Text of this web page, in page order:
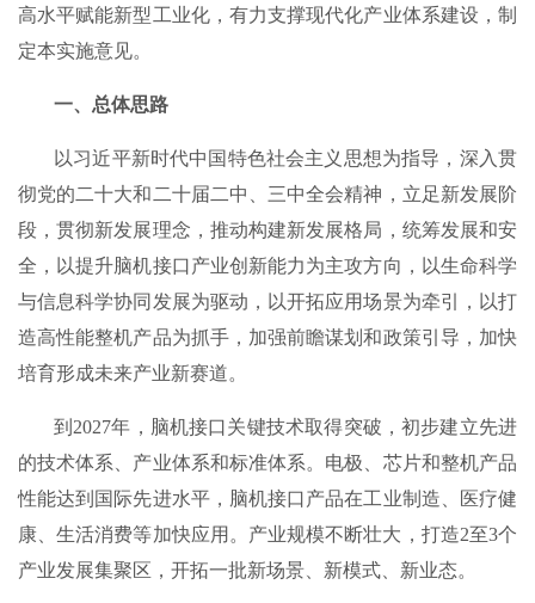
高水平赋能新型工业化，有力支撑现代化产业体系建设，制
定本实施意见。
一、总体思路
以习近平新时代中国特色社会主义思想为指导，深入贯
彻党的二十大和二十届二中、三中全会精神，立足新发展阶
段，贯彻新发展理念，推动构建新发展格局，统筹发展和安
全，以提升脑机接口产业创新能力为主攻方向，以生命科学
与信息科学协同发展为驱动，以开拓应用场景为牵引，以打
造高性能整机产品为抓手，加强前瞻谋划和政策引导，加快
培育形成未来产业新赛道。
到2027年，脑机接口关键技术取得突破，初步建立先进
的技术体系、产业体系和标准体系。电极、芯片和整机产品
性能达到国际先进水平，脑机接口产品在工业制造、医疗健
康、生活消费等加快应用。产业规模不断壮大，打造2至3个
产业发展集聚区，开拓一批新场景、新模式、新业态。